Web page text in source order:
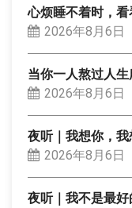
心烦睡不着时，
2026年8月6日
当你一人熬过人
2026年8月6日
夜听｜我想你，
2026年8月6日
夜听｜我不是最